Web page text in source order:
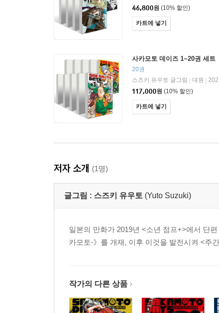
46,800원 (10% 할인)
카트에 넣기
사카모토 데이즈 1~20권 세트
20권
스즈키 유우토 글그림
대원
117,000원 (10% 할인)
카트에 넣기
저자 소개 (1명)
글그림 : 스즈키 유우토 (Yuto Suzuki)
일본의 만화가 2019년 <소년 점프+>에서 단
카모토-》를 개재, 이후 이것을 발전시켜 <주
작가의 다른 상품